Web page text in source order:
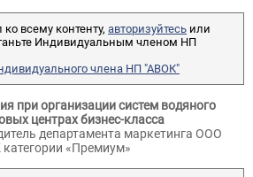
всему контенту, авторизуйтесь или
Индивидуальным членом НП
члена НП "АВОК"
при организации систем водяного
центрах бизнес-класса
департамента маркетинга ООО
«Премиум»